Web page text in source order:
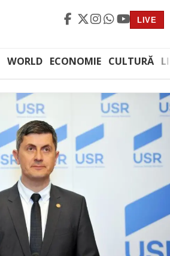
LIVE
WORLD ECONOMIE CULTURĂ